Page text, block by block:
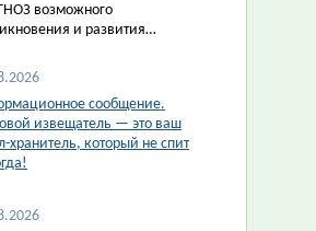
возможного
и развития…
сообщение.
извещатель — это ваш
хранитель, который не спит